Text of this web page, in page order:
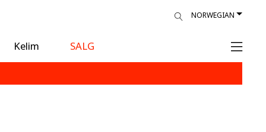
NORWEGIAN
Kelim
SALG